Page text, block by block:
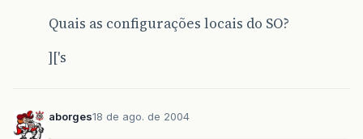
Quais as configurações locais do SO?
]['s
aborges18 de ago. de 2004